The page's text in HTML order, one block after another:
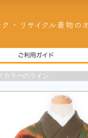
ラーのライン